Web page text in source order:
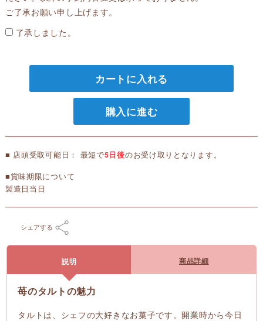
ご了承お願い申し上げます。
了承しました。
カートに入れる
購入に進む
■ 店頭受取可能日： 最短で5日後のお受け取りとなります。
■賞味期限について
製造日当日
シェアする
説明 商品詳細
苺のタルトの魅力
タルトは、シェフの大好きなお菓子です。開業時から今日